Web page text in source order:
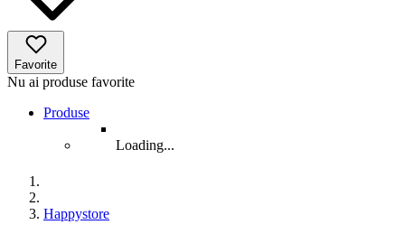
Favorite
Nu ai produse favorite
Produse
Loading...
Happystore